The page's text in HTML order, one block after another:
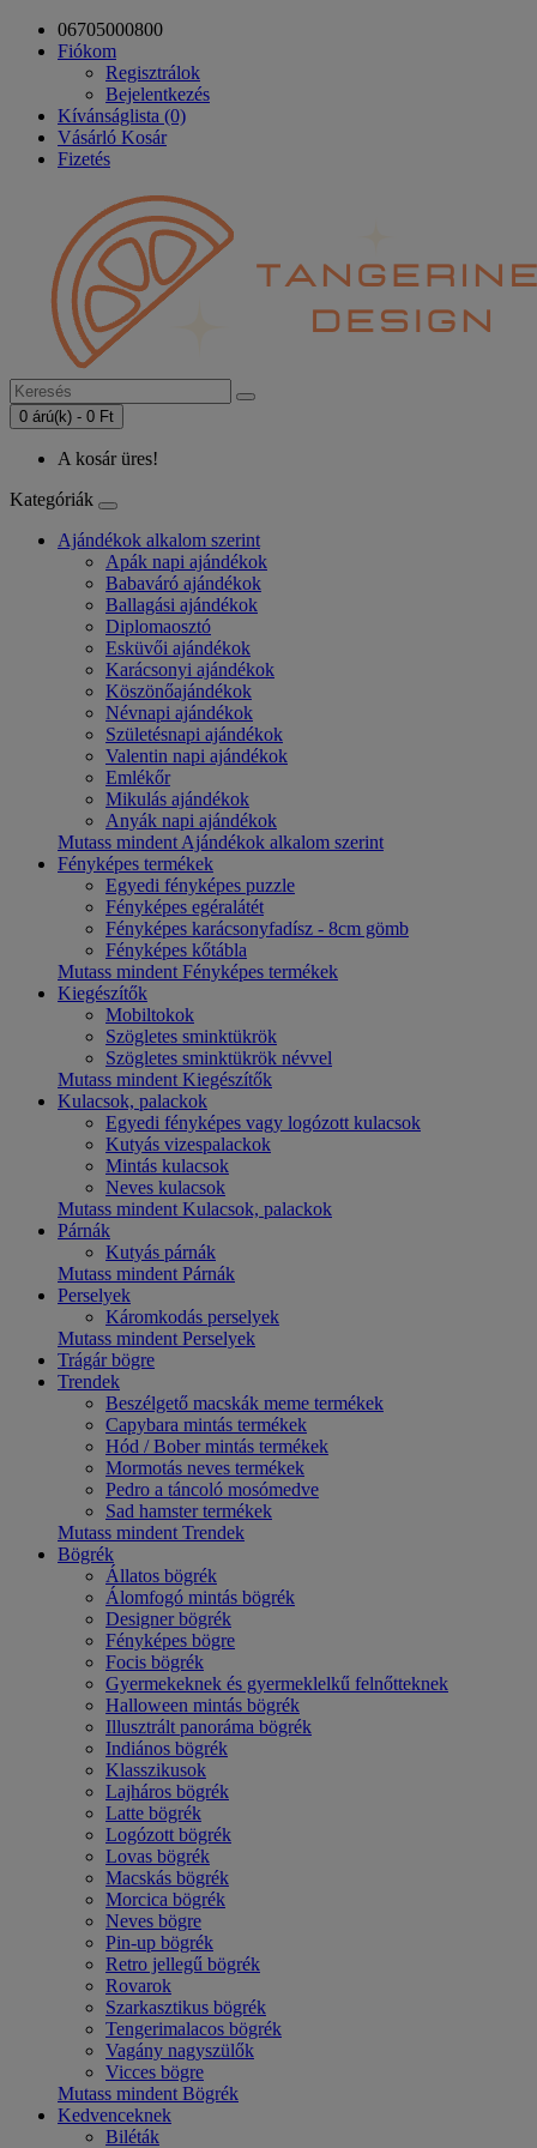
06705000800
Fiókom
Regisztrálok
Bejelentkezés
Kívánságlista (0)
Vásárló Kosár
Fizetés
0 árú(k) - 0 Ft
A kosár üres!
Kategóriák
Ajándékok alkalom szerint
Apák napi ajándékok
Babaváró ajándékok
Ballagási ajándékok
Diplomaosztó
Esküvői ajándékok
Karácsonyi ajándékok
Köszönőajándékok
Névnapi ajándékok
Születésnapi ajándékok
Valentin napi ajándékok
Emlékőr
Mikulás ajándékok
Anyák napi ajándékok
Mutass mindent Ajándékok alkalom szerint
Fényképes termékek
Egyedi fényképes puzzle
Fényképes egéralátét
Fényképes karácsonyfadísz - 8cm gömb
Fényképes kőtábla
Mutass mindent Fényképes termékek
Kiegészítők
Mobiltokok
Szögletes sminktükrök
Szögletes sminktükrök névvel
Mutass mindent Kiegészítők
Kulacsok, palackok
Egyedi fényképes vagy logózott kulacsok
Kutyás vizespalackok
Mintás kulacsok
Neves kulacsok
Mutass mindent Kulacsok, palackok
Párnák
Kutyás párnák
Mutass mindent Párnák
Perselyek
Káromkodás perselyek
Mutass mindent Perselyek
Trágár bögre
Trendek
Beszélgető macskák meme termékek
Capybara mintás termékek
Hód / Bober mintás termékek
Mormotás neves termékek
Pedro a táncoló mosómedve
Sad hamster termékek
Mutass mindent Trendek
Bögrék
Állatos bögrék
Álomfogó mintás bögrék
Designer bögrék
Fényképes bögre
Focis bögrék
Gyermekeknek és gyermeklelkű felnőtteknek
Halloween mintás bögrék
Illusztrált panoráma bögrék
Indiános bögrék
Klasszikusok
Lajháros bögrék
Latte bögrék
Logózott bögrék
Lovas bögrék
Macskás bögrék
Morcica bögrék
Neves bögre
Pin-up bögrék
Retro jellegű bögrék
Rovarok
Szarkasztikus bögrék
Tengerimalacos bögrék
Vagány nagyszülők
Vicces bögre
Mutass mindent Bögrék
Kedvenceknek
Biléták